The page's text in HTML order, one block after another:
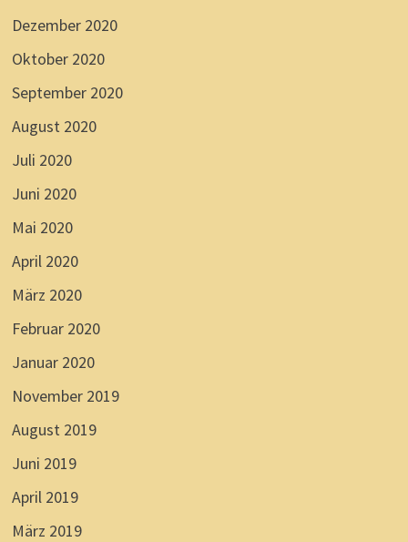
Dezember 2020
Oktober 2020
September 2020
August 2020
Juli 2020
Juni 2020
Mai 2020
April 2020
März 2020
Februar 2020
Januar 2020
November 2019
August 2019
Juni 2019
April 2019
März 2019